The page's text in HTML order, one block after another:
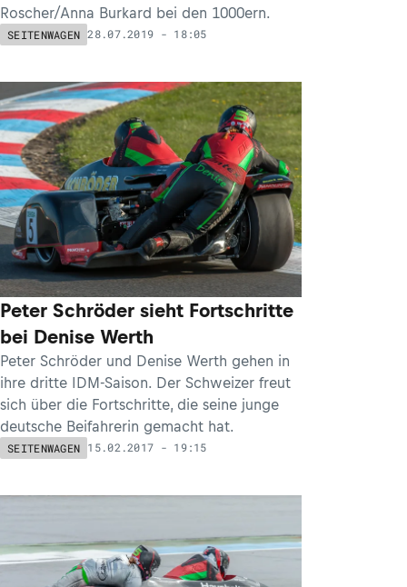
Roscher/Anna Burkard bei den 1000ern.
SEITENWAGEN 28.07.2019 - 18:05
Peter Schröder sieht Fortschritte
bei Denise Werth
Peter Schröder und Denise Werth gehen in
ihre dritte IDM-Saison. Der Schweizer freut
sich über die Fortschritte, die seine junge
deutsche Beifahrerin gemacht hat.
SEITENWAGEN 15.02.2017 - 19:15